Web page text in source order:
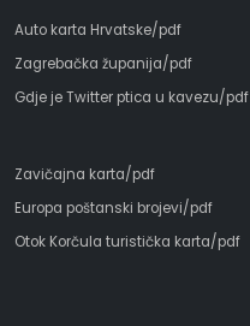
Auto karta Hrvatske/pdf
Zagrebačka županija/pdf
Gdje je Twitter ptica u kavezu/pdf
Zavičajna karta/pdf
Europa poštanski brojevi/pdf
Otok Korčula turistička karta/pdf